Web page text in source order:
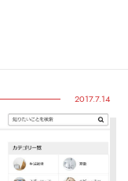
2017.7.14